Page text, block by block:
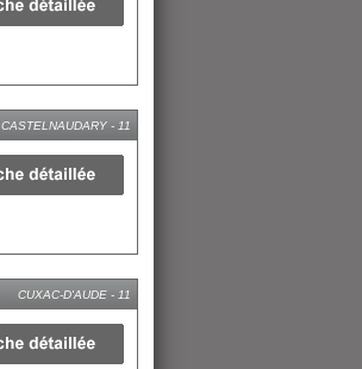
CASTELNAUDARY - 11
CUXAC-D'AUDE - 11